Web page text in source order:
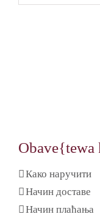
Obave{tewa
Како наручити
Начин доставе
Начин плаћања